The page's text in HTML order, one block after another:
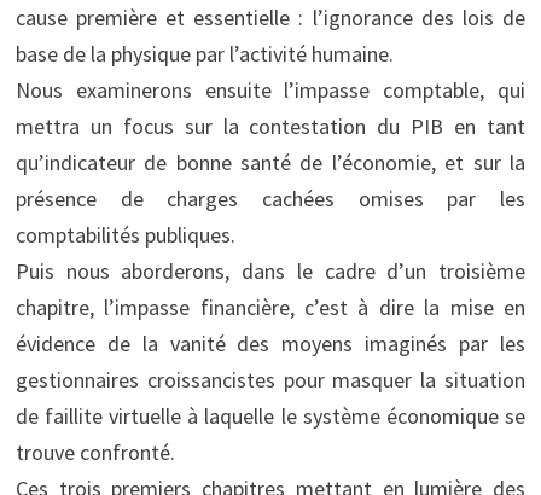
cause première et essentielle : l’ignorance des lois de
base de la physique par l’activité humaine.
Nous examinerons ensuite l’impasse comptable, qui
mettra un focus sur la contestation du PIB en tant
qu’indicateur de bonne santé de l’économie, et sur la
présence de charges cachées omises par les
comptabilités publiques.
Puis nous aborderons, dans le cadre d’un troisième
chapitre, l’impasse financière, c’est à dire la mise en
évidence de la vanité des moyens imaginés par les
gestionnaires croissancistes pour masquer la situation
de faillite virtuelle à laquelle le système économique se
trouve confronté.
Ces trois premiers chapitres mettant en lumière des